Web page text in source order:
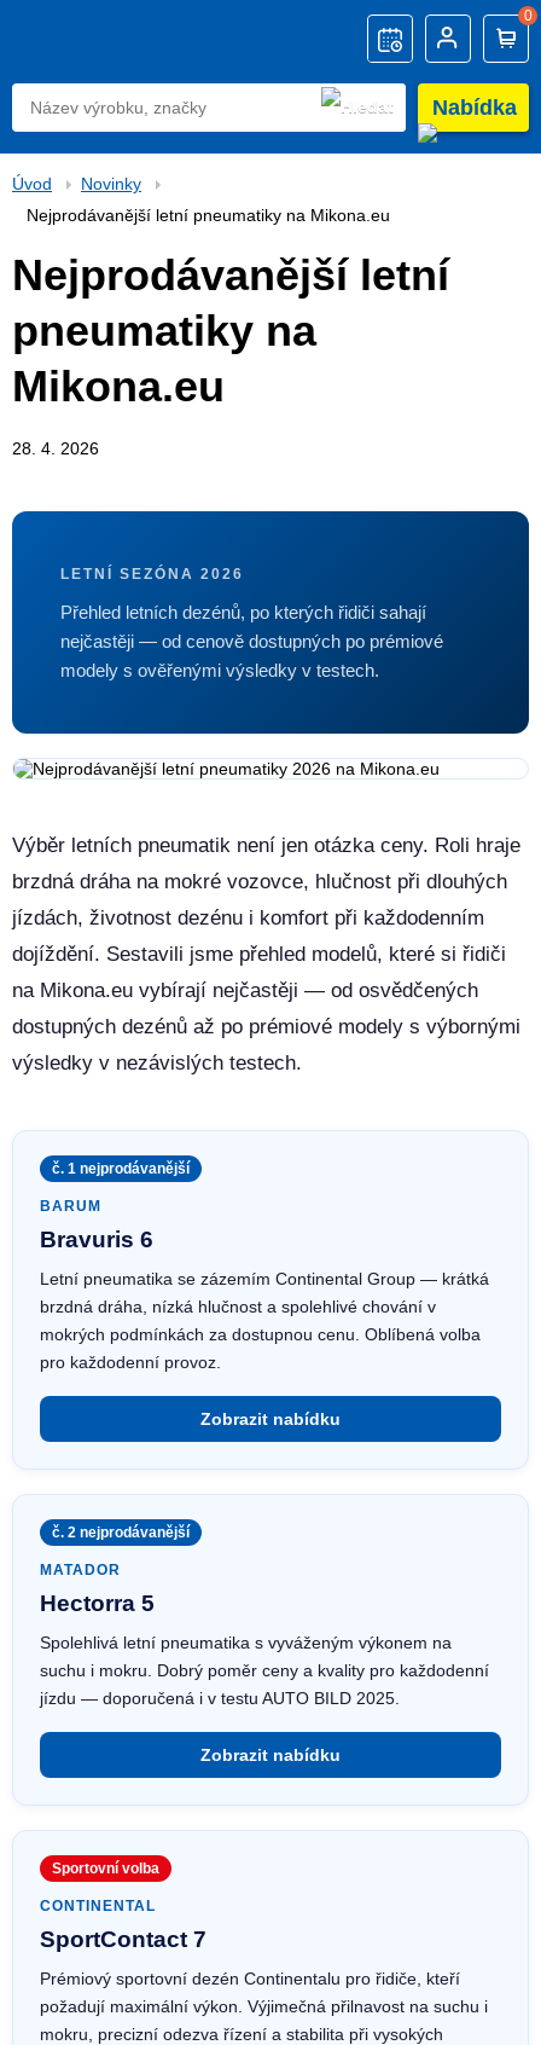
0
Nabídka
Úvod
Novinky
Nejprodávanější letní pneumatiky na Mikona.eu
Nejprodávanější letní
pneumatiky na
Mikona.eu
28. 4. 2026
LETNÍ SEZÓNA 2026
Přehled letních dezénů, po kterých řidiči sahají
nejčastěji — od cenově dostupných po prémiové
modely s ověřenými výsledky v testech.
Výběr letních pneumatik není jen otázka ceny. Roli hraje
brzdná dráha na mokré vozovce, hlučnost při dlouhých
jízdách, životnost dezénu i komfort při každodenním
dojíždění. Sestavili jsme přehled modelů, které si řidiči
na Mikona.eu vybírají nejčastěji — od osvědčených
dostupných dezénů až po prémiové modely s výbornými
výsledky v nezávislých testech.
č. 1 nejprodávanější
BARUM
Bravuris 6
Letní pneumatika se zázemím Continental Group — krátká
brzdná dráha, nízká hlučnost a spolehlivé chování v
mokrých podmínkách za dostupnou cenu. Oblíbená volba
pro každodenní provoz.
Zobrazit nabídku
č. 2 nejprodávanější
MATADOR
Hectorra 5
Spolehlivá letní pneumatika s vyváženým výkonem na
suchu i mokru. Dobrý poměr ceny a kvality pro každodenní
jízdu — doporučená i v testu AUTO BILD 2025.
Zobrazit nabídku
Sportovní volba
CONTINENTAL
SportContact 7
Prémiový sportovní dezén Continentalu pro řidiče, kteří
požadují maximální výkon. Výjimečná přilnavost na suchu i
mokru, precizní odezva řízení a stabilita při vysokých